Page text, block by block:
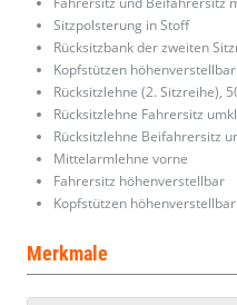
Sitzpolsterung in Stoff
Rücksitzbank der zweiten
Kopfstützen
Rücksitzlehne (2. Sitzreihe),
Rücksitzlehne Fahrersitz
Rücksitzlehne Beifahrersitz
Mittelarmlehne vorne
Fahrersitz höhenverstellbar
Kopfstützen
Merkmale